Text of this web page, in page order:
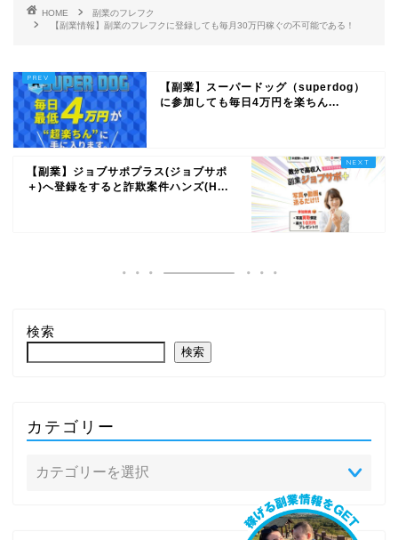
HOME
副業のフレフク
【副業情報】副業のフレフクに登録しても毎月30万円稼ぐの不可能である！
【副業】スーパードッグ（superdog）
に参加しても毎日4万円を楽ちん...
【副業】ジョブサポプラス(ジョブサポ
＋)へ登録をすると詐欺案件ハンズ(H...
検索
検索
カテゴリー